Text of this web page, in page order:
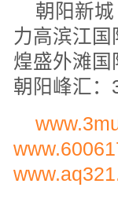
朝阳新城
力高滨江
煌盛外滩
朝阳峰汇